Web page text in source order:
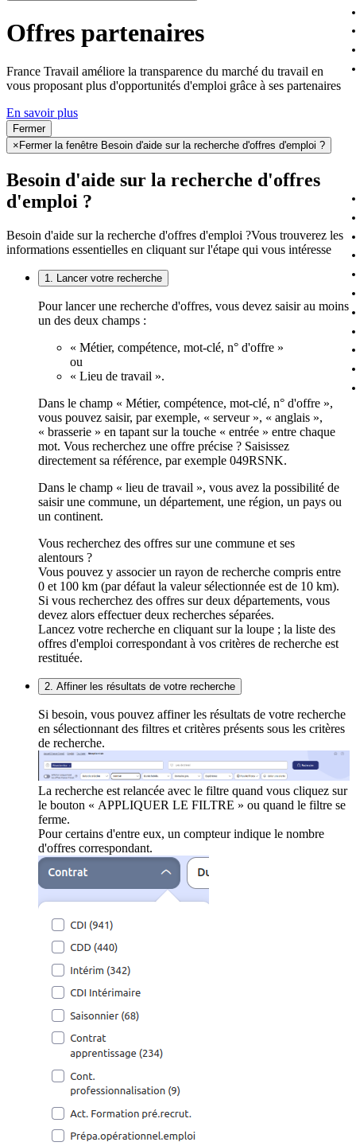
Offres partenaires
France Travail améliore la transparence du marché du travail en
vous proposant plus d'opportunités d'emploi grâce à ses partenaires
En savoir plus
Fermer
× Fermer la fenêtre Besoin d'aide sur la recherche d'offres d'emploi ?
Besoin d'aide sur la recherche d'offres
d'emploi ?
Besoin d'aide sur la recherche d'offres d'emploi ?Vous trouverez les
informations essentielles en cliquant sur l'étape qui vous intéresse
1. Lancer votre recherche
Pour lancer une recherche d'offres, vous devez saisir au moins
un des deux champs :
« Métier, compétence, mot-clé, n° d'offre »
ou
« Lieu de travail ».
Dans le champ « Métier, compétence, mot-clé, n° d'offre »,
vous pouvez saisir, par exemple, « serveur », « anglais »,
« brasserie » en tapant sur la touche « entrée » entre chaque
mot. Vous recherchez une offre précise ? Saisissez
directement sa référence, par exemple 049RSNK.
Dans le champ « lieu de travail », vous avez la possibilité de
saisir une commune, un département, une région, un pays ou
un continent.
Vous recherchez des offres sur une commune et ses
alentours ?
Vous pouvez y associer un rayon de recherche compris entre
0 et 100 km (par défaut la valeur sélectionnée est de 10 km).
Si vous recherchez des offres sur deux départements, vous
devez alors effectuer deux recherches séparées.
Lancez votre recherche en cliquant sur la loupe ; la liste des
offres d'emploi correspondant à vos critères de recherche est
restituée.
2. Affiner les résultats de votre recherche
Si besoin, vous pouvez affiner les résultats de votre recherche
en sélectionnant des filtres et critères présents sous les critères
de recherche.
La recherche est relancée avec le filtre quand vous cliquez sur
le bouton « APPLIQUER LE FILTRE » ou quand le filtre se
ferme.
Pour certains d'entre eux, un compteur indique le nombre
d'offres correspondant.